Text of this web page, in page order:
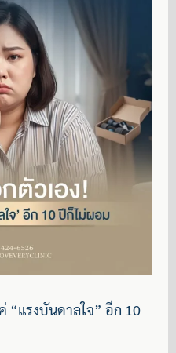
“แรงบันดาลใจ” อีก 10